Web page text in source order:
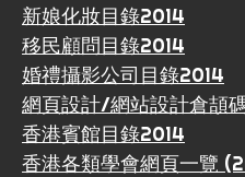
新娘化妝目錄2014
移民顧問目錄2014
婚禮攝影公司目錄2014
網頁設計/網站設計倉頡
香港賓館目錄2014
香港各類學會網頁一覽